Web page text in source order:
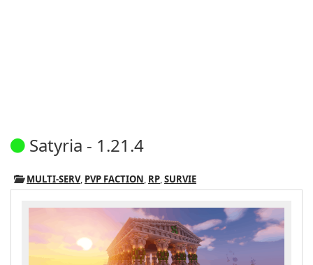
Satyria - 1.21.4
MULTI-SERV, PVP FACTION, RP,SURVIE